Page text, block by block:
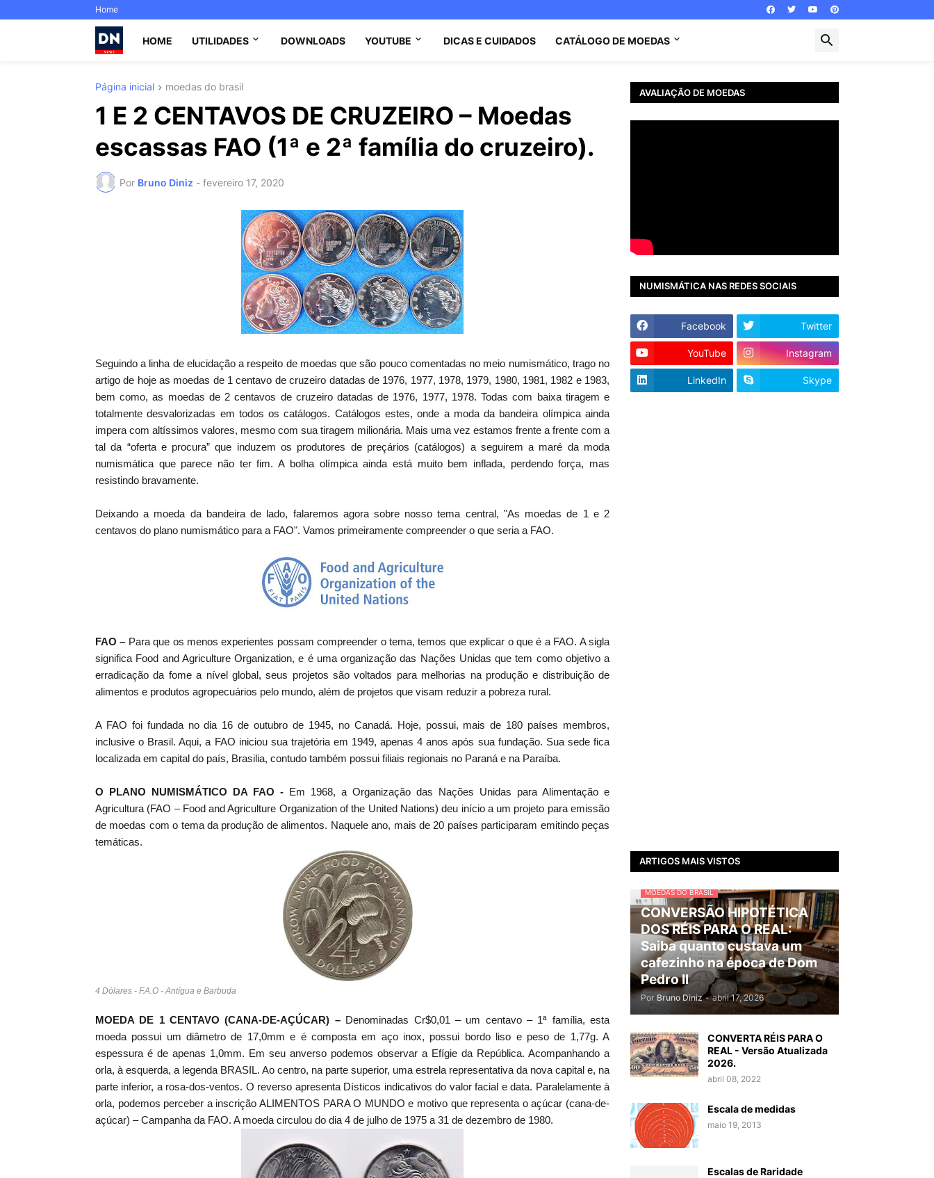
Home
HOME UTILIDADES DOWNLOADS YOUTUBE DICAS E CUIDADOS CATÁLOGO DE MOEDAS
Página inicial moedas do brasil
1 E 2 CENTAVOS DE CRUZEIRO – Moedas
escassas FAO (1ª e 2ª família do cruzeiro).
Por Bruno Diniz - fevereiro 17, 2020
Seguindo a linha de elucidação a respeito de moedas que são pouco comentadas no meio numismático, trago no
artigo de hoje as moedas de 1 centavo de cruzeiro datadas de 1976, 1977, 1978, 1979, 1980, 1981, 1982 e 1983,
bem como, as moedas de 2 centavos de cruzeiro datadas de 1976, 1977, 1978. Todas com baixa tiragem e
totalmente desvalorizadas em todos os catálogos. Catálogos estes, onde a moda da bandeira olímpica ainda
impera com altíssimos valores, mesmo com sua tiragem milionária. Mais uma vez estamos frente a frente com a
tal da “oferta e procura” que induzem os produtores de preçários (catálogos) a seguirem a maré da moda
numismática que parece não ter fim. A bolha olímpica ainda está muito bem inflada, perdendo força, mas
resistindo bravamente.
Deixando a moeda da bandeira de lado, falaremos agora sobre nosso tema central, "As moedas de 1 e 2
centavos do plano numismático para a FAO". Vamos primeiramente compreender o que seria a FAO.
FAO – Para que os menos experientes possam compreender o tema, temos que explicar o que é a FAO. A sigla
significa Food and Agriculture Organization, e é uma organização das Nações Unidas que tem como objetivo a
erradicação da fome a nível global, seus projetos são voltados para melhorias na produção e distribuição de
alimentos e produtos agropecuários pelo mundo, além de projetos que visam reduzir a pobreza rural.
A FAO foi fundada no dia 16 de outubro de 1945, no Canadá. Hoje, possui, mais de 180 países membros,
inclusive o Brasil. Aqui, a FAO iniciou sua trajetória em 1949, apenas 4 anos após sua fundação. Sua sede fica
localizada em capital do país, Brasilia, contudo também possui filiais regionais no Paraná e na Paraíba.
O PLANO NUMISMÁTICO DA FAO - Em 1968, a Organização das Nações Unidas para Alimentação e
Agricultura (FAO – Food and Agriculture Organization of the United Nations) deu início a um projeto para emissão
de moedas com o tema da produção de alimentos. Naquele ano, mais de 20 países participaram emitindo peças
temáticas.
4 Dólares - F.A.O - Antígua e Barbuda
MOEDA DE 1 CENTAVO (CANA-DE-AÇÚCAR) – Denominadas Cr$0,01 – um centavo – 1ª família, esta
moeda possui um diâmetro de 17,0mm e é composta em aço inox, possui bordo liso e peso de 1,77g. A
espessura é de apenas 1,0mm. Em seu anverso podemos observar a Efígie da República. Acompanhando a
orla, à esquerda, a legenda BRASIL. Ao centro, na parte superior, uma estrela representativa da nova capital e, na
parte inferior, a rosa-dos-ventos. O reverso apresenta Dísticos indicativos do valor facial e data. Paralelamente à
orla, podemos perceber a inscrição ALIMENTOS PARA O MUNDO e motivo que representa o açúcar (cana-de-
açúcar) – Campanha da FAO. A moeda circulou do dia 4 de julho de 1975 a 31 de dezembro de 1980.
AVALIAÇÃO DE MOEDAS
NUMISMÁTICA NAS REDES SOCIAIS
Facebook Twitter
YouTube Instagram
LinkedIn Skype
ARTIGOS MAIS VISTOS
MOEDAS DO BRASIL
CONVERSÃO HIPOTÉTICA
DOS RÉIS PARA O REAL:
Saiba quanto custava um
cafezinho na época de Dom
Pedro II
Por Bruno Diniz - abril 17, 2026
CONVERTA RÉIS PARA O
REAL - Versão Atualizada
2026.
abril 08, 2022
Escala de medidas
maio 19, 2013
Escalas de Raridade